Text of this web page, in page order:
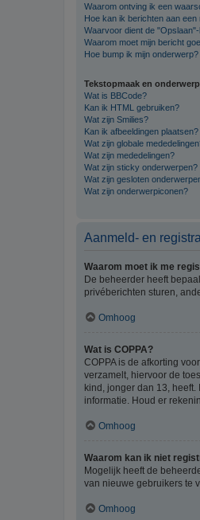
Waarom ontving ik een
Hoe kan ik berichten aan een
Waarvoor dient de
Waarom moet mijn bericht
Hoe bump ik mijn onderwerp?
Tekstopmaak en
Wat is BBCode?
Kan ik HTML gebruiken?
Wat zijn Smilies?
Kan ik afbeeldingen plaatsen?
Wat zijn globale
Wat zijn mededelingen?
Wat zijn sticky onderwerpen?
Wat zijn gesloten
Wat zijn onderwerpiconen?
Aanmeld- en
Waarom moet ik me
De beheerder heeft
privéberichten sturen,
Omhoog
Wat is COPPA?
COPPA is de afkorting
verzamelt, hiervoor de
kind, jonger dan 13,
informatie. Houd er
Omhoog
Waarom kan ik niet
Mogelijk heeft de
van nieuwe gebruikers te
Omhoog